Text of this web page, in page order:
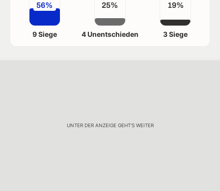
56%
9 Siege
25%
4 Unentschieden
19%
3 Siege
UNTER DER ANZEIGE GEHT'S WEITER